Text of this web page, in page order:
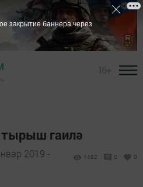
тырыш гаилә
2019 -
1482 0 0
закрытие баннера через